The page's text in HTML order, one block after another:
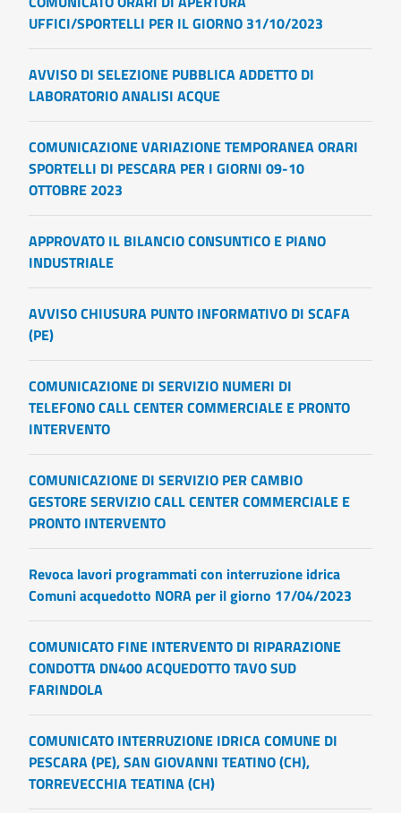
UFFICI/SPORTELLI PER IL GIORNO 31/10/2023
AVVISO DI SELEZIONE PUBBLICA ADDETTO DI
LABORATORIO ANALISI ACQUE
COMUNICAZIONE VARIAZIONE TEMPORANEA ORARI
SPORTELLI DI PESCARA PER I GIORNI 09-10
OTTOBRE 2023
APPROVATO IL BILANCIO CONSUNTICO E PIANO
INDUSTRIALE
AVVISO CHIUSURA PUNTO INFORMATIVO DI SCAFA
(PE)
COMUNICAZIONE DI SERVIZIO NUMERI DI
TELEFONO CALL CENTER COMMERCIALE E PRONTO
INTERVENTO
COMUNICAZIONE DI SERVIZIO PER CAMBIO
GESTORE SERVIZIO CALL CENTER COMMERCIALE E
PRONTO INTERVENTO
Revoca lavori programmati con interruzione idrica
Comuni acquedotto NORA per il giorno 17/04/2023
COMUNICATO FINE INTERVENTO DI RIPARAZIONE
CONDOTTA DN400 ACQUEDOTTO TAVO SUD
FARINDOLA
COMUNICATO INTERRUZIONE IDRICA COMUNE DI
PESCARA (PE), SAN GIOVANNI TEATINO (CH),
TORREVECCHIA TEATINA (CH)